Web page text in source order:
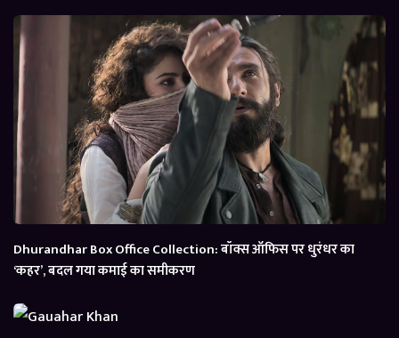
Dhurandhar Box Office Collection: बॉक्स ऑफिस पर धुरंधर का
‘कहर’, बदल गया कमाई का समीकरण